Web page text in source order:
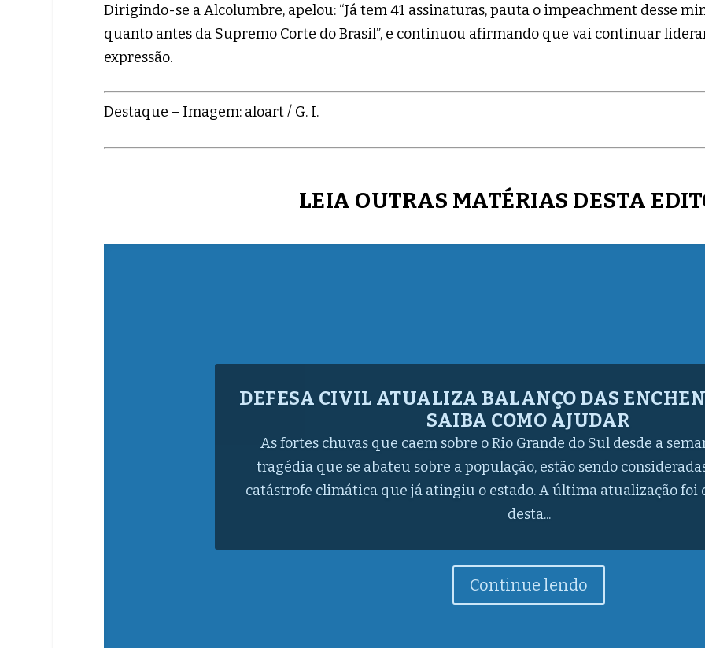
Dirigindo-se a Alcolumbre, apelou: “Já tem 41 assinaturas, pauta o impeachment desse
quanto antes da Supremo Corte do Brasil”, e continuou afirmando que vai continuar
expressão.
Destaque – Imagem: aloart / G. I.
LEIA OUTRAS MATÉRIAS DESTA
SAIBA COMO AJUDAR AS VÍTIMAS DA
GRANDE DO SUL, ATRAVÉS DO GOVERNO
As doações de água potável e produtos de limpeza (como água
sabão em barra, sacos de lixo, etc.) e higiene (creme dental, escova de
shampoo e condicionador, etc.) devem ser mantidas. O Governo de